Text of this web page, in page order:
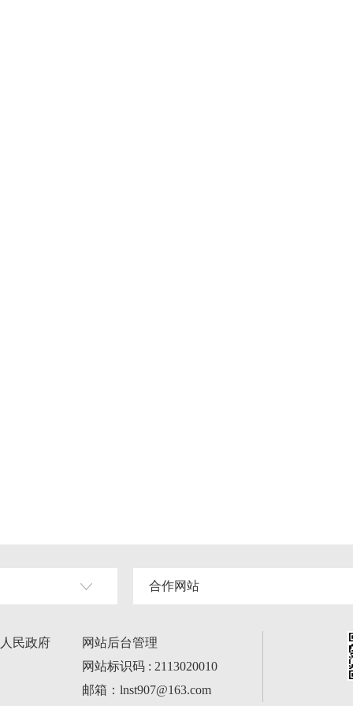
合作网站
民政府
网站后台管理
网站标识码 : 2113020010
邮箱：lnst907@163.com